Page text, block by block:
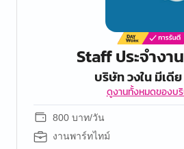
Staff ประจำงา
บริษัท วงใน มีเดี
ดูงานทั้งหมดของบ
800 บาท/วัน
งานพาร์ทไทม์